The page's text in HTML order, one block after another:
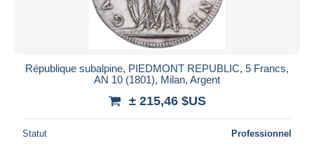
République subalpine, PIEDMONT REPUBLIC, 5 Francs,
AN 10 (1801), Milan, Argent
± 215,46 $US
Statut Professionnel